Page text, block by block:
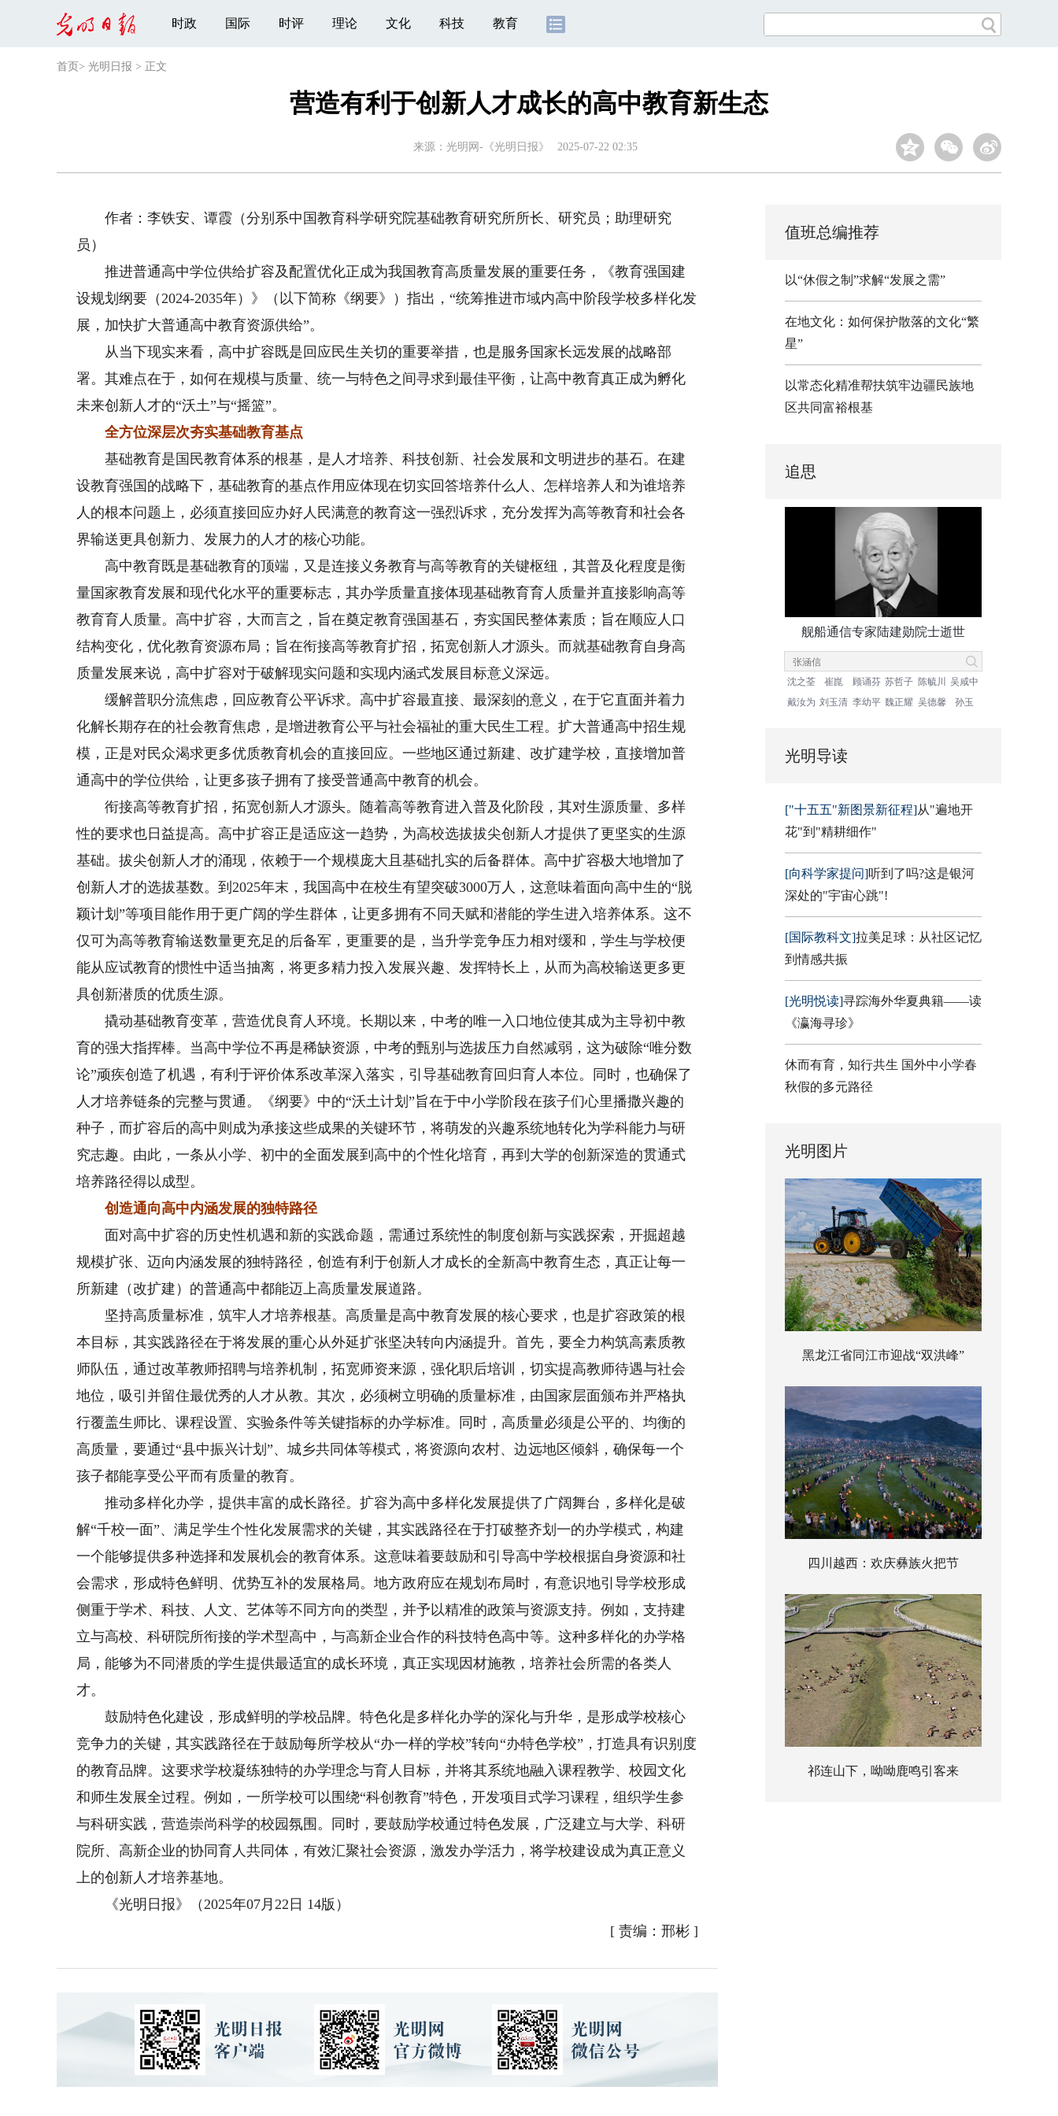
时政 国际 时评 理论 文化 科技 教育
首页 > 光明日报 > 正文
营造有利于创新人才成长的高中教育新生态
来源： 光明网-《光明日报》 2025-07-22 02:35
作者：李铁安、谭霞（分别系中国教育科学研究院基础教育研究所所长、研究员；助理研究
员）
推进普通高中学位供给扩容及配置优化正成为我国教育高质量发展的重要任务，《教育强国建
设规划纲要（2024-2035年）》（以下简称《纲要》）指出，“统筹推进市域内高中阶段学校多样化发
展，加快扩大普通高中教育资源供给”。
从当下现实来看，高中扩容既是回应民生关切的重要举措，也是服务国家长远发展的战略部
署。其难点在于，如何在规模与质量、统一与特色之间寻求到最佳平衡，让高中教育真正成为孵化
未来创新人才的“沃土”与“摇篮”。
全方位深层次夯实基础教育基点
基础教育是国民教育体系的根基，是人才培养、科技创新、社会发展和文明进步的基石。在建
设教育强国的战略下，基础教育的基点作用应体现在切实回答培养什么人、怎样培养人和为谁培养
人的根本问题上，必须直接回应办好人民满意的教育这一强烈诉求，充分发挥为高等教育和社会各
界输送更具创新力、发展力的人才的核心功能。
高中教育既是基础教育的顶端，又是连接义务教育与高等教育的关键枢纽，其普及化程度是衡
量国家教育发展和现代化水平的重要标志，其办学质量直接体现基础教育育人质量并直接影响高等
教育育人质量。高中扩容，大而言之，旨在奠定教育强国基石，夯实国民整体素质；旨在顺应人口
结构变化，优化教育资源布局；旨在衔接高等教育扩招，拓宽创新人才源头。而就基础教育自身高
质量发展来说，高中扩容对于破解现实问题和实现内涵式发展目标意义深远。
缓解普职分流焦虑，回应教育公平诉求。高中扩容最直接、最深刻的意义，在于它直面并着力
化解长期存在的社会教育焦虑，是增进教育公平与社会福祉的重大民生工程。扩大普通高中招生规
模，正是对民众渴求更多优质教育机会的直接回应。一些地区通过新建、改扩建学校，直接增加普
通高中的学位供给，让更多孩子拥有了接受普通高中教育的机会。
衔接高等教育扩招，拓宽创新人才源头。随着高等教育进入普及化阶段，其对生源质量、多样
性的要求也日益提高。高中扩容正是适应这一趋势，为高校选拔拔尖创新人才提供了更坚实的生源
基础。拔尖创新人才的涌现，依赖于一个规模庞大且基础扎实的后备群体。高中扩容极大地增加了
创新人才的选拔基数。到2025年末，我国高中在校生有望突破3000万人，这意味着面向高中生的“脱
颖计划”等项目能作用于更广阔的学生群体，让更多拥有不同天赋和潜能的学生进入培养体系。这不
仅可为高等教育输送数量更充足的后备军，更重要的是，当升学竞争压力相对缓和，学生与学校便
能从应试教育的惯性中适当抽离，将更多精力投入发展兴趣、发挥特长上，从而为高校输送更多更
具创新潜质的优质生源。
撬动基础教育变革，营造优良育人环境。长期以来，中考的唯一入口地位使其成为主导初中教
育的强大指挥棒。当高中学位不再是稀缺资源，中考的甄别与选拔压力自然减弱，这为破除“唯分数
论”顽疾创造了机遇，有利于评价体系改革深入落实，引导基础教育回归育人本位。同时，也确保了
人才培养链条的完整与贯通。《纲要》中的“沃土计划”旨在于中小学阶段在孩子们心里播撒兴趣的
种子，而扩容后的高中则成为承接这些成果的关键环节，将萌发的兴趣系统地转化为学科能力与研
究志趣。由此，一条从小学、初中的全面发展到高中的个性化培育，再到大学的创新深造的贯通式
培养路径得以成型。
创造通向高中内涵发展的独特路径
面对高中扩容的历史性机遇和新的实践命题，需通过系统性的制度创新与实践探索，开掘超越
规模扩张、迈向内涵发展的独特路径，创造有利于创新人才成长的全新高中教育生态，真正让每一
所新建（改扩建）的普通高中都能迈上高质量发展道路。
坚持高质量标准，筑牢人才培养根基。高质量是高中教育发展的核心要求，也是扩容政策的根
本目标，其实践路径在于将发展的重心从外延扩张坚决转向内涵提升。首先，要全力构筑高素质教
师队伍，通过改革教师招聘与培养机制，拓宽师资来源，强化职后培训，切实提高教师待遇与社会
地位，吸引并留住最优秀的人才从教。其次，必须树立明确的质量标准，由国家层面颁布并严格执
行覆盖生师比、课程设置、实验条件等关键指标的办学标准。同时，高质量必须是公平的、均衡的
高质量，要通过“县中振兴计划”、城乡共同体等模式，将资源向农村、边远地区倾斜，确保每一个
孩子都能享受公平而有质量的教育。
推动多样化办学，提供丰富的成长路径。扩容为高中多样化发展提供了广阔舞台，多样化是破
解“千校一面”、满足学生个性化发展需求的关键，其实践路径在于打破整齐划一的办学模式，构建
一个能够提供多种选择和发展机会的教育体系。这意味着要鼓励和引导高中学校根据自身资源和社
会需求，形成特色鲜明、优势互补的发展格局。地方政府应在规划布局时，有意识地引导学校形成
侧重于学术、科技、人文、艺体等不同方向的类型，并予以精准的政策与资源支持。例如，支持建
立与高校、科研院所衔接的学术型高中，与高新企业合作的科技特色高中等。这种多样化的办学格
局，能够为不同潜质的学生提供最适宜的成长环境，真正实现因材施教，培养社会所需的各类人
才。
鼓励特色化建设，形成鲜明的学校品牌。特色化是多样化办学的深化与升华，是形成学校核心
竞争力的关键，其实践路径在于鼓励每所学校从“办一样的学校”转向“办特色学校”，打造具有识别度
的教育品牌。这要求学校凝练独特的办学理念与育人目标，并将其系统地融入课程教学、校园文化
和师生发展全过程。例如，一所学校可以围绕“科创教育”特色，开发项目式学习课程，组织学生参
与科研实践，营造崇尚科学的校园氛围。同时，要鼓励学校通过特色发展，广泛建立与大学、科研
院所、高新企业的协同育人共同体，有效汇聚社会资源，激发办学活力，将学校建设成为真正意义
上的创新人才培养基地。
《光明日报》（2025年07月22日 14版）
[ 责编：邢彬]
值班总编推荐
以“休假之制”求解“发展之需”
在地文化：如何保护散落的文化“繁
星”
以常态化精准帮扶筑牢边疆民族地
区共同富裕根基
追思
舰船通信专家陆建勋院士逝世
沈之荃 崔崑 顾诵芬 苏哲子 陈毓川
吴咸中
戴汝为 刘玉清 李幼平 魏正耀 吴德馨 孙玉
光明导读
["十五五"新图景新征程]从"遍地开
花"到"精耕细作"
[向科学家提问]听到了吗?这是银河
深处的"宇宙心跳"!
[国际教科文]拉美足球：从社区记忆
到情感共振
[光明悦读]寻踪海外华夏典籍——读
《瀛海寻珍》
休而有育，知行共生 国外中小学春
秋假的多元路径
光明图片
黑龙江省同江市迎战“双洪峰”
四川越西：欢庆彝族火把节
祁连山下，呦呦鹿鸣引客来